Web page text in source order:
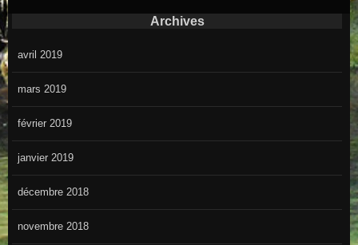
Archives
avril 2019
mars 2019
février 2019
janvier 2019
décembre 2018
novembre 2018